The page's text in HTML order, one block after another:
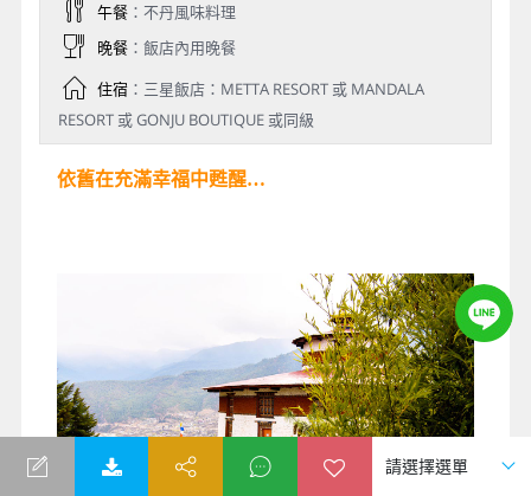
午餐：不丹風味料理
晚餐：飯店內用晚餐
住宿：三星飯店：METTA RESORT 或 MANDALA
RESORT 或 GONJU BOUTIQUE 或同級
依舊在充滿幸福中甦醒…